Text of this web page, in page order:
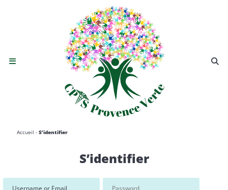
Ouvrir le menu de navigation mobile
Accueil - S’identifier
S’identifier